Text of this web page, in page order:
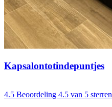
Kapsalontotindepuntjes
4.5 Beoordeling 4.5 van 5 sterren